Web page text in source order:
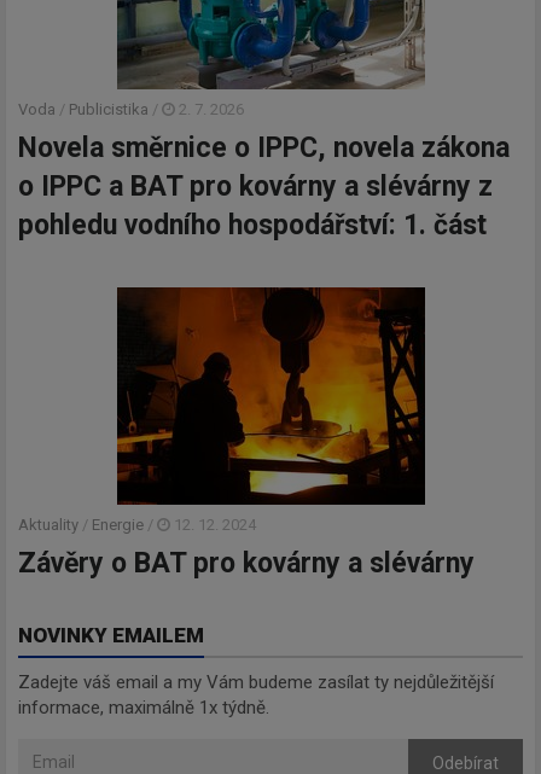
Voda / Publicistika / 2. 7. 2026
Novela směrnice o IPPC, novela zákona
o IPPC a BAT pro kovárny a slévárny z
pohledu vodního hospodářství: 1. část
Aktuality / Energie / 12. 12. 2024
Závěry o BAT pro kovárny a slévárny
NOVINKY EMAILEM
Zadejte váš email a my Vám budeme zasílat ty nejdůležitější
informace, maximálně 1x týdně.
Odebírat